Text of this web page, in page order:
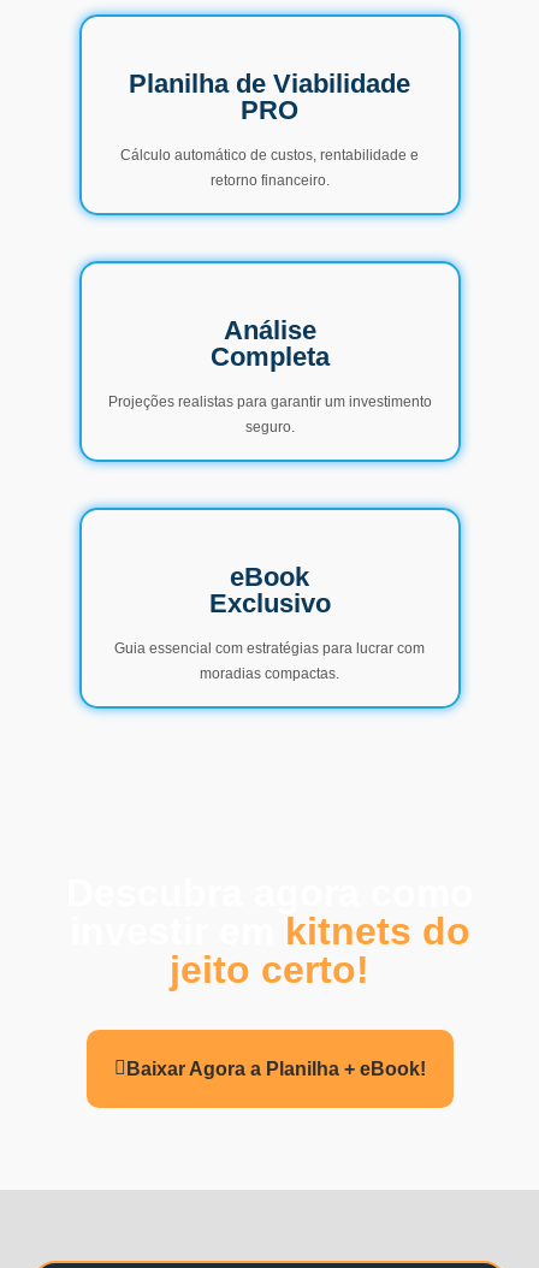
Planilha de Viabilidade
PRO
Cálculo automático de custos, rentabilidade e
retorno financeiro.
Análise
Completa
Projeções realistas para garantir um investimento
seguro.
eBook
Exclusivo
Guia essencial com estratégias para lucrar com
moradias compactas.
kitnets do
jeito certo!
Baixar Agora a Planilha + eBook!